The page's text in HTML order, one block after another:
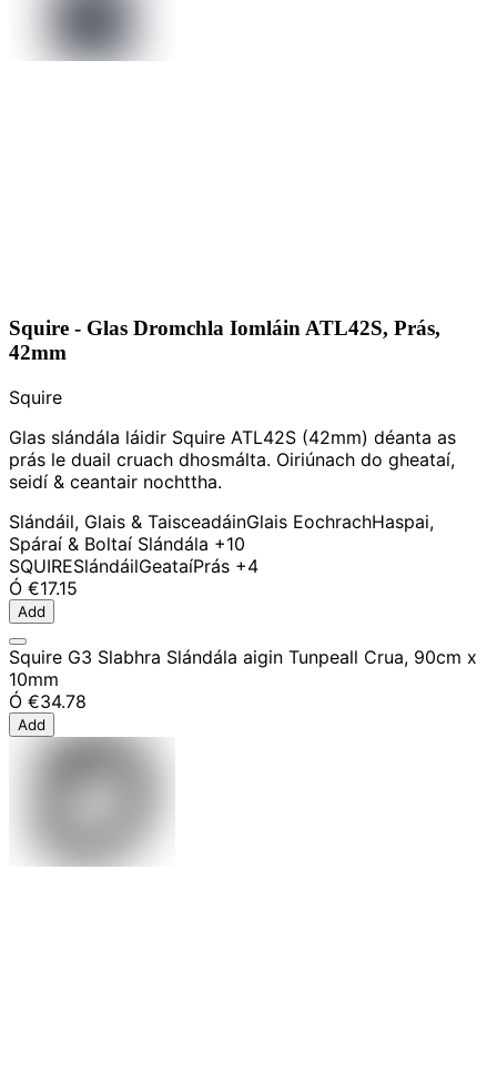
Squire - Glas Dromchla Iomláin ATL42S, Prás,
42mm
Squire
Glas slándála láidir Squire ATL42S (42mm) déanta as
prás le duail cruach dhosmálta. Oiriúnach do gheataí,
seidí & ceantair nochttha.
Slándáil, Glais & TaisceadáinGlais EochrachHaspai,
Spáraí & Boltaí Slándála +10
SQUIRESlándáilGeataíPrás +4
Ó €17.15
Add
Squire G3 Slabhra Slándála aigin Tunpeall Crua, 90cm x
10mm
Ó €34.78
Add